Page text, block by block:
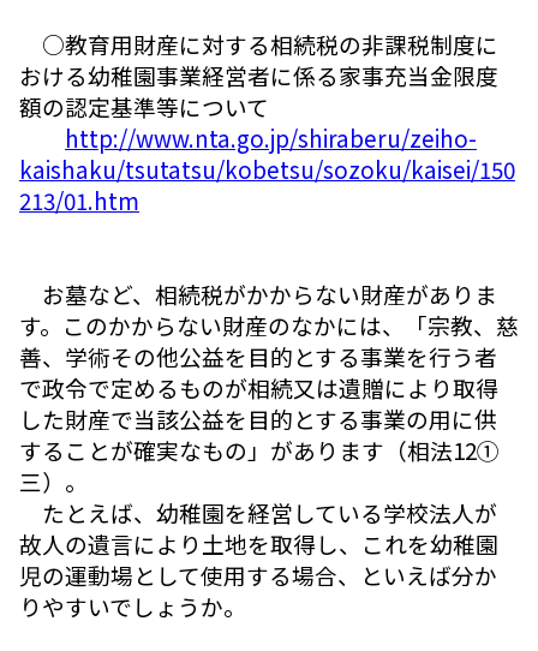
○教育用財産に対する相続税の非課税制度に
おける幼稚園事業経営者に係る家事充当金限度
額の認定基準等について
http://www.nta.go.jp/shiraberu/zeiho-
kaishaku/tsutatsu/kobetsu/sozoku/kaisei/150
213/01.htm
お墓など、相続税がかからない財産がありま
す。このかからない財産のなかには、「宗教、慈
善、学術その他公益を目的とする事業を行う者
で政令で定めるものが相続又は遺贈により取得
した財産で当該公益を目的とする事業の用に供
することが確実なもの」があります（相法12①
三）。
たとえば、幼稚園を経営している学校法人が
故人の遺言により土地を取得し、これを幼稚園
児の運動場として使用する場合、といえば分か
りやすいでしょうか。